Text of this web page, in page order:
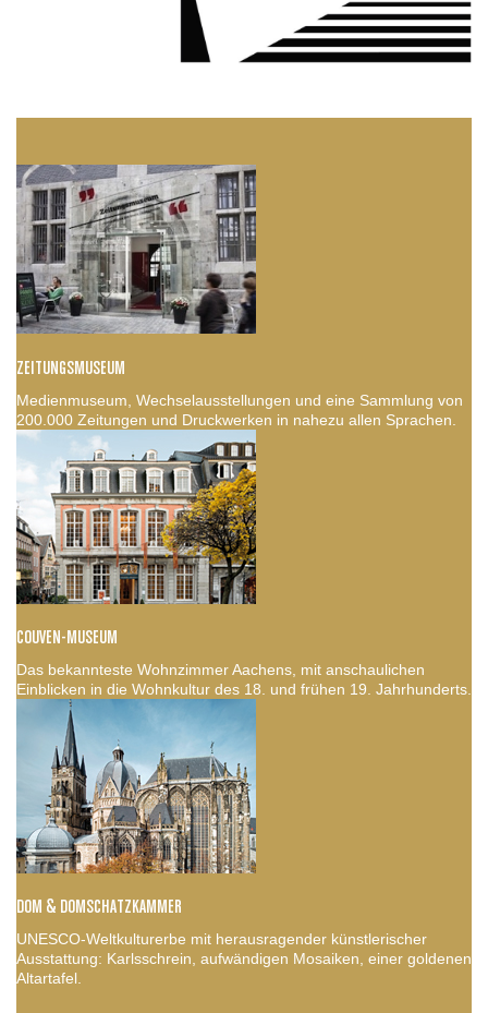
ZEITUNGSMUSEUM
Medienmuseum, Wechselausstellungen und eine Sammlung von
200.000 Zeitungen und Druckwerken in nahezu allen Sprachen.
COUVEN-MUSEUM
Das bekannteste Wohnzimmer Aachens, mit anschaulichen
Einblicken in die Wohnkultur des 18. und frühen 19. Jahrhunderts.
DOM & DOMSCHATZKAMMER
UNESCO-Weltkulturerbe mit herausragender künstlerischer
Ausstattung: Karlsschrein, aufwändigen Mosaiken, einer goldenen
Altartafel.